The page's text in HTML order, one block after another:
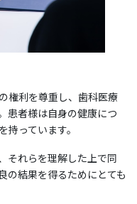
権利を尊重し、歯科医療
患者様は自身の健康につ
っています。
それらを理解した上で同
の結果を得るためにとても